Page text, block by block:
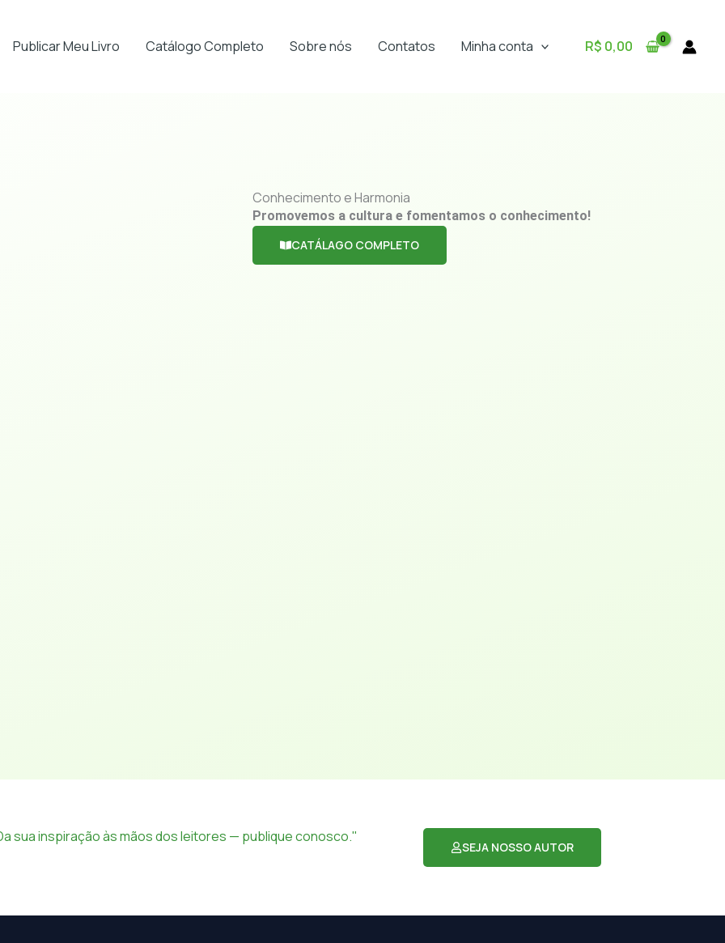
Publicar Meu Livro Catálogo Completo Sobre nós Contatos Minha conta R$ 0,00
Conhecimento e Harmonia
Promovemos a cultura e fomentamos o conhecimento!
CATÁLAGO COMPLETO
sua inspiração às mãos dos leitores — publique conosco."
SEJA NOSSO AUTOR